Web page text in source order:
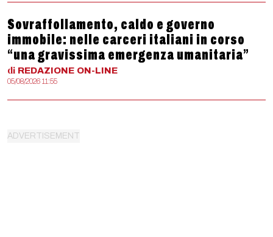
Sovraffollamento, caldo e governo
immobile: nelle carceri italiani in corso
“una gravissima emergenza umanitaria”
di REDAZIONE ON-LINE
05/08/2026 11:55